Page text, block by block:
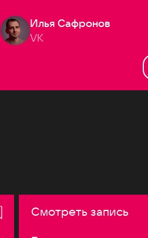
Илья Сафронов
VK
Смотреть запись